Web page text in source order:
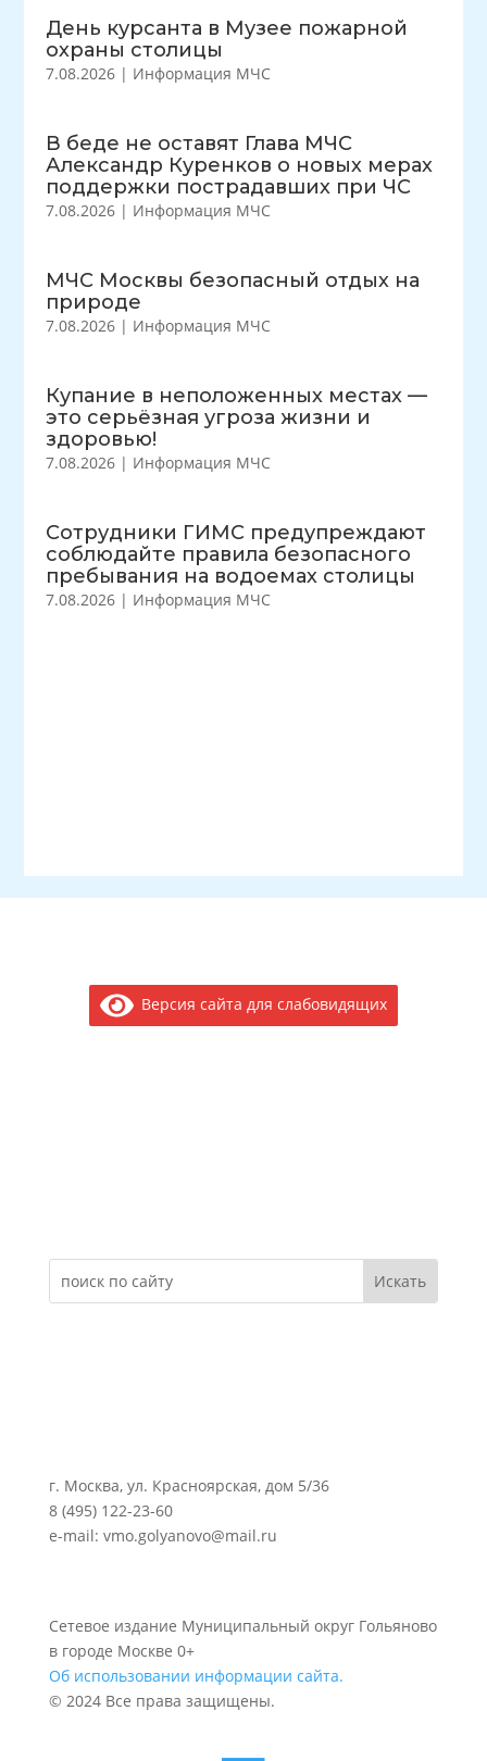
День курсанта в Музее пожарной
охраны столицы
7.08.2026 | Информация МЧС
В беде не оставят Глава МЧС
Александр Куренков о новых мерах
поддержки пострадавших при ЧС
7.08.2026 | Информация МЧС
МЧС Москвы безопасный отдых на
природе
7.08.2026 | Информация МЧС
Купание в неположенных местах —
это серьёзная угроза жизни и
здоровью!
7.08.2026 | Информация МЧС
Сотрудники ГИМС предупреждают
соблюдайте правила безопасного
пребывания на водоемах столицы
7.08.2026 | Информация МЧС
Версия сайта для слабовидящих
г. Москва, ул. Красноярская, дом 5/36
8 (495) 122-23-60
e-mail: vmo.golyanovo@mail.ru
Сетевое издание Муниципальный округ Гольяново
в городе Москве 0+
Об использовании информации сайта.
© 2024 Все права защищены.